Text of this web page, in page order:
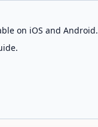
on iOS and Android.